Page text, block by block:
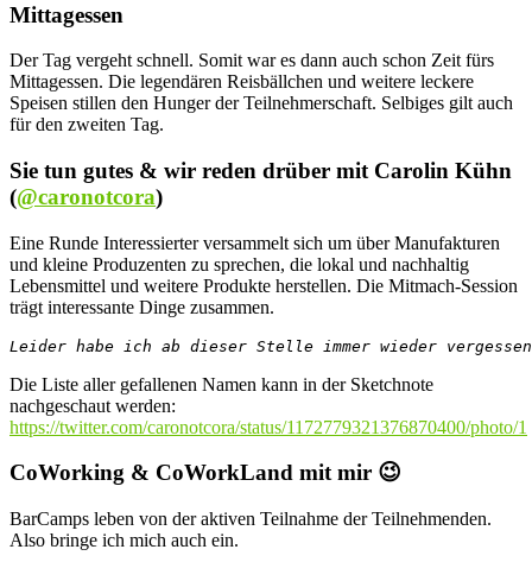
Mittagessen
Der Tag vergeht schnell. Somit war es dann auch schon Zeit fürs
Mittagessen. Die legendären Reisbällchen und weitere leckere
Speisen stillen den Hunger der Teilnehmerschaft. Selbiges gilt auch
für den zweiten Tag.
Sie tun gutes & wir reden drüber mit Carolin Kühn
(@caronotcora)
Eine Runde Interessierter versammelt sich um über Manufakturen
und kleine Produzenten zu sprechen, die lokal und nachhaltig
Lebensmittel und weitere Produkte herstellen. Die Mitmach-Session
trägt interessante Dinge zusammen.
Leider habe ich ab dieser Stelle immer wieder
Die Liste aller gefallenen Namen kann in der Sketchnote
nachgeschaut werden:
https://twitter.com/caronotcora/status/1172779321376870400/photo/1
CoWorking & CoWorkLand mit mir 😉
BarCamps leben von der aktiven Teilnahme der Teilnehmenden.
Also bringe ich mich auch ein.